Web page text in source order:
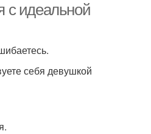
с идеальной
себя девушкой